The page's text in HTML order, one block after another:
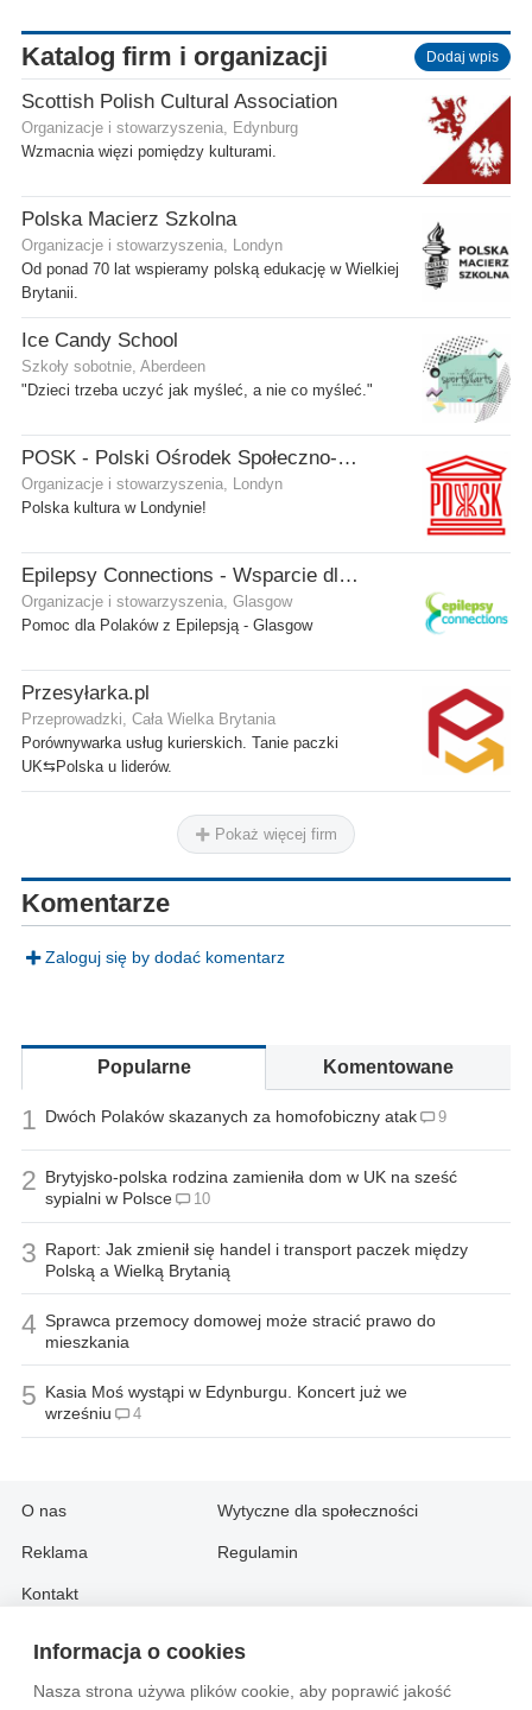
Informacja o cookies
Nasza strona używa plików cookie, aby poprawić jakość
Katalog firm i organizacji Dodaj wpis
Scottish Polish Cultural Association
Organizacje i stowarzyszenia, Edynburg
Wzmacnia więzi pomiędzy kulturami.
Polska Macierz Szkolna
Organizacje i stowarzyszenia, Londyn
Od ponad 70 lat wspieramy polską edukację w Wielkiej
Brytanii.
Ice Candy School
Szkoły sobotnie, Aberdeen
"Dzieci trzeba uczyć jak myśleć, a nie co myśleć."
POSK - Polski Ośrodek Społeczno-Kulturalny
Organizacje i stowarzyszenia, Londyn
Polska kultura w Londynie!
Epilepsy Connections - Wsparcie dla osób z epilepsją
Organizacje i stowarzyszenia, Glasgow
Pomoc dla Polaków z Epilepsją - Glasgow
Przesyłarka.pl
Przeprowadzki, Cała Wielka Brytania
Porównywarka usług kurierskich. Tanie paczki
UK⇆Polska u liderów.
Pokaż więcej firm
Komentarze
Zaloguj się by dodać komentarz
Popularne Komentowane
1 Dwóch Polaków skazanych za homofobiczny atak 9
2 Brytyjsko-polska rodzina zamieniła dom w UK na sześć
sypialni w Polsce
10
3 Raport: Jak zmienił się handel i transport paczek między
Polską a Wielką Brytanią
4 Sprawca przemocy domowej może stracić prawo do
mieszkania
5 Kasia Moś wystąpi w Edynburgu. Koncert już we
wrześniu
4
O nas
Reklama
Kontakt
Wytyczne dla społeczności
Regulamin
Information in English:
About Contact